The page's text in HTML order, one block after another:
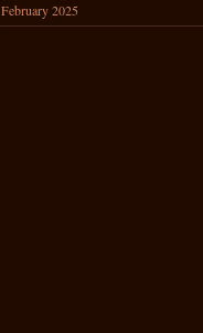
February 2025